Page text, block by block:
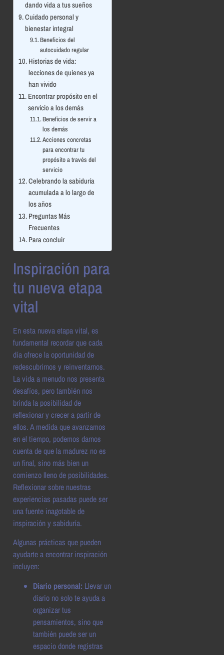
dando vida a tus sueños
Cuidado personal y
bienestar integral
Beneficios del
autocuidado regular
Historias de vida:
lecciones de quienes ya
han vivido
Encontrar propósito en el
servicio a los demás
Beneficios de servir a
los demás
Acciones concretas
para encontrar tu
propósito a través del
servicio
Celebrando la sabiduría
acumulada a lo largo de
los años
Preguntas Más
Frecuentes
Para concluir
Inspiración para
tu nueva etapa
vital
En esta nueva etapa vital, es
fundamental recordar que cada
día ofrece la oportunidad de
redescubrirnos y reinventarnos.
La vida a menudo nos presenta
desafíos, pero también nos
brinda la posibilidad de
reflexionar y crecer a partir de
ellos. A medida que avanzamos
en el tiempo, podemos darnos
cuenta de que la madurez no es
un final, sino más bien un
comienzo lleno de posibilidades.
Reflexionar sobre nuestras
experiencias pasadas puede ser
una fuente inagotable de
inspiración y sabiduría.
Algunas prácticas que pueden
ayudarte a encontrar inspiración
incluyen:
Diario personal: Llevar un
diario no solo te ayuda a
organizar tus
pensamientos, sino que
también puede ser un
espacio donde registras